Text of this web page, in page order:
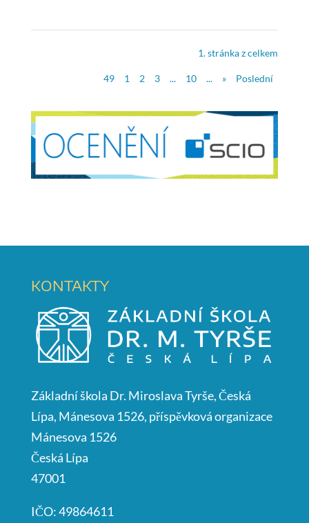
1. stránka z celkem
49 1 2 3 ... 10 ... » Poslední
KONTAKTY
Základní škola Dr. Miroslava Tyrše, Česká
Lípa, Mánesova 1526, příspěvková organizace
Mánesova 1526
Česká Lípa
47001
IČO: 49864611